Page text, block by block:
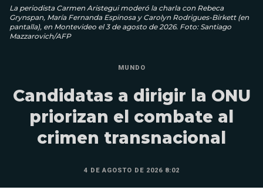
La periodista Carmen Aristegui moderó la charla con Rebeca
Grynspan, María Fernanda Espinosa y Carolyn Rodrigues-Birkett (en
pantalla), en Montevideo el 3 de agosto de 2026. Foto: Santiago
Mazzarovich/AFP
MUNDO
Candidatas a dirigir la ONU
priorizan el combate al
crimen transnacional
4 DE AGOSTO DE 2026 8:02